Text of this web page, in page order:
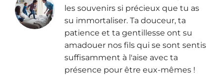
les souvenirs si précieux que tu as
su immortaliser. Ta douceur, ta
patience et ta gentillesse ont su
amadouer nos fils qui se sont sentis
suffisamment à l'aise avec ta
présence pour être eux-mêmes !